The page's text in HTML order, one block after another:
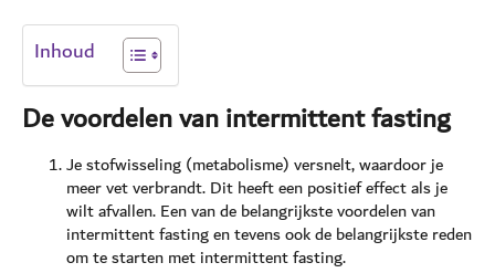
Inhoud
De voordelen van intermittent fasting
Je stofwisseling (metabolisme) versnelt, waardoor je
meer vet verbrandt. Dit heeft een positief effect als je
wilt afvallen. Een van de belangrijkste voordelen van
intermittent fasting en tevens ook de belangrijkste reden
om te starten met intermittent fasting.